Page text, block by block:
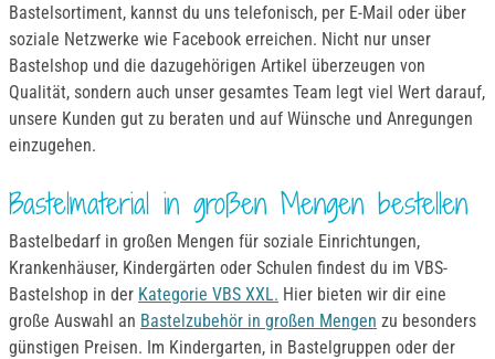
Bastelsortiment, kannst du uns telefonisch, per E-Mail oder über
soziale Netzwerke wie Facebook erreichen. Nicht nur unser
Bastelshop und die dazugehörigen Artikel überzeugen von
Qualität, sondern auch unser gesamtes Team legt viel Wert darauf,
unsere Kunden gut zu beraten und auf Wünsche und Anregungen
einzugehen.
Bastelmaterial in großen Mengen bestellen
Bastelbedarf in großen Mengen für soziale Einrichtungen,
Krankenhäuser, Kindergärten oder Schulen findest du im VBS-
Bastelshop in der Kategorie VBS XXL. Hier bieten wir dir eine
große Auswahl an Bastelzubehör in großen Mengen zu besonders
günstigen Preisen. Im Kindergarten, in Bastelgruppen oder der